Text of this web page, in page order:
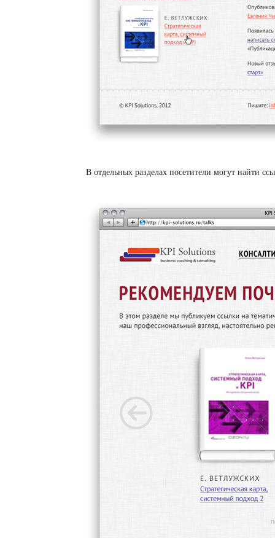
В отдельных разделах посетители могут найти